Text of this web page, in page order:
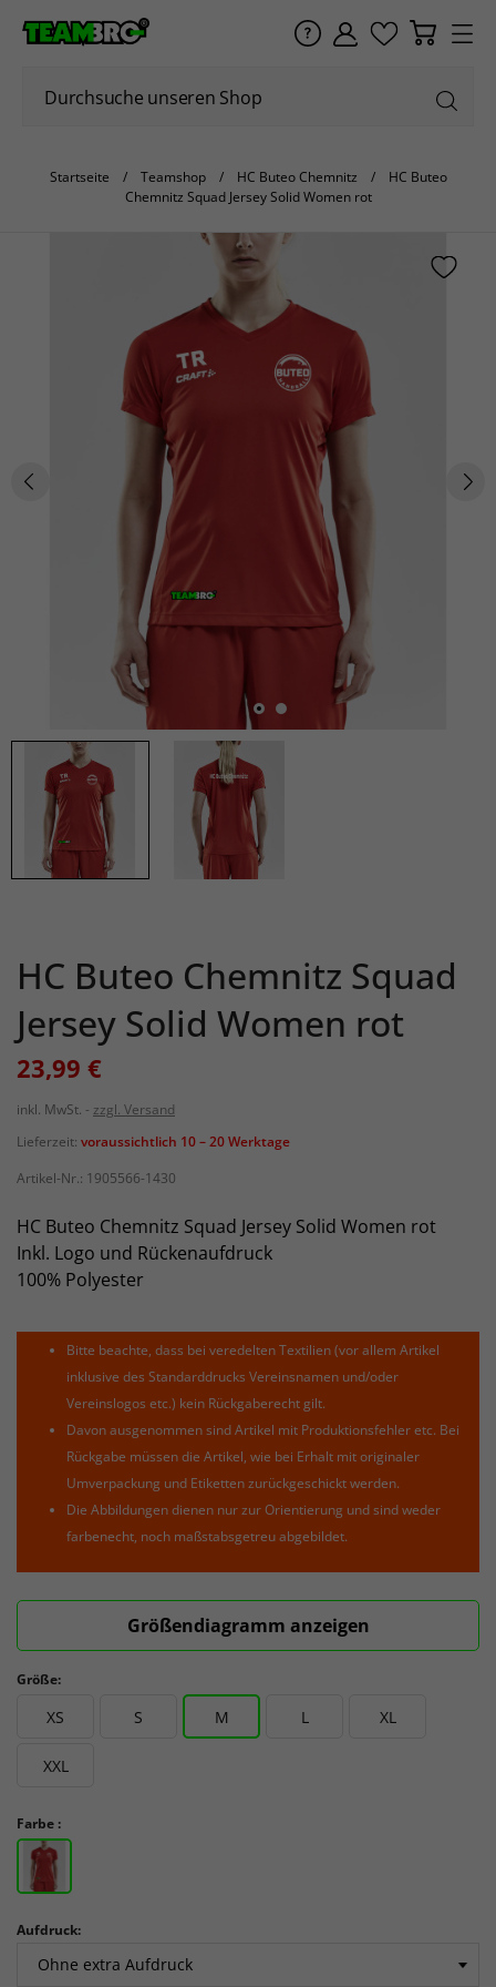
Startseite Teamshop HC Buteo Chemnitz
HC Buteo
Chemnitz Squad Jersey Solid Women rot
HC Buteo Chemnitz Squad
Jersey Solid Women rot
23,99 €
inkl. MwSt.
zzgl. Versand
Lieferzeit: voraussichtlich 10 – 20 Werktage
Artikel-Nr.: 1905566-1430
HC Buteo Chemnitz Squad Jersey Solid Women rot
Inkl. Logo und Rückenaufdruck
100% Polyester
Bitte beachte, dass bei veredelten Textilien (vor allem Artikel
inklusive des Standarddrucks Vereinsnamen und/oder
Vereinslogos etc.) kein Rückgaberecht gilt.
Davon ausgenommen sind Artikel mit Produktionsfehler etc. Bei
Rückgabe müssen die Artikel, wie bei Erhalt mit originaler
Umverpackung und Etiketten zurückgeschickt werden.
Die Abbildungen dienen nur zur Orientierung und sind weder
farbenecht, noch maßstabsgetreu abgebildet.
Größendiagramm anzeigen
Größe:
XS S M L XL
XXL
Farbe :
Aufdruck: